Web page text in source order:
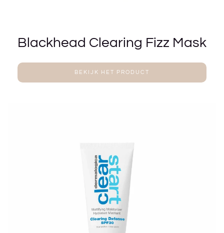
Blackhead Clearing Fizz Mask
BEKIJK HET PRODUCT